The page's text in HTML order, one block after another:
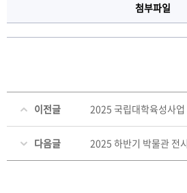
첨부파일
이전글 2025 국립대학육성사업 '통일신라
다음글 2025 하반기 박물관 전시연계체험